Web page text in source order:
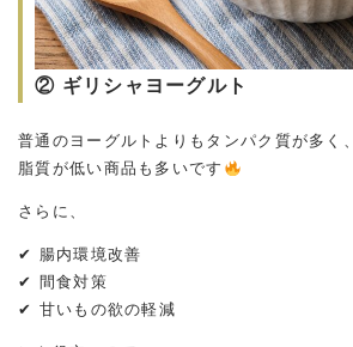
② ギリシャヨーグルト
普通のヨーグルトよりもタンパク質が多く、
脂質が低い商品も多いです
さらに、
✔ 腸内環境改善
✔ 間食対策
✔ 甘いもの欲の軽減